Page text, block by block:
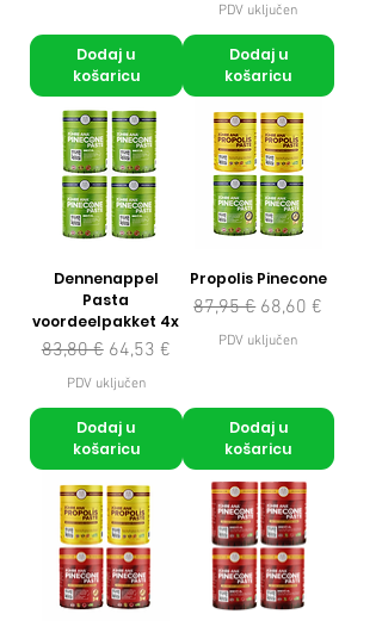
Dodaj u
košaricu
PDV uključen
Dodaj u
košaricu
Dennenappel
Pasta
voordeelpakket 4x
Redovna cijena
83,80 € Cijena s popustom
64,53 €
PDV uključen
Dodaj u
košaricu
Propolis Pinecone
Redovna cijena
87,95 € Cijena s
68,60 €
PDV uključen
Dodaj u
košaricu